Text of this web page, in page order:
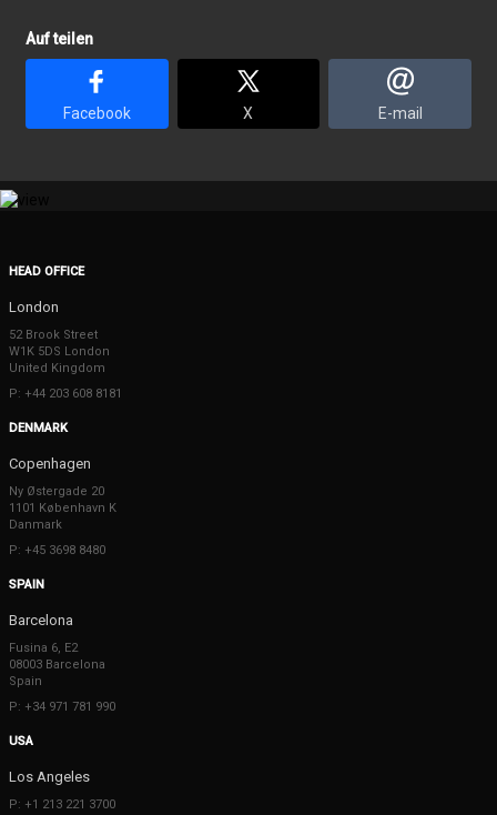
Auf teilen
Facebook X E-mail
HEAD OFFICE
London
52 Brook Street
W1K 5DS London
United Kingdom
P: +44 203 608 8181
DENMARK
Copenhagen
Ny Østergade 20
1101 København K
Danmark
P: +45 3698 8480
SPAIN
Barcelona
Fusina 6, E2
08003 Barcelona
Spain
P: +34 971 781 990
USA
Los Angeles
P: +1 213 221 3700